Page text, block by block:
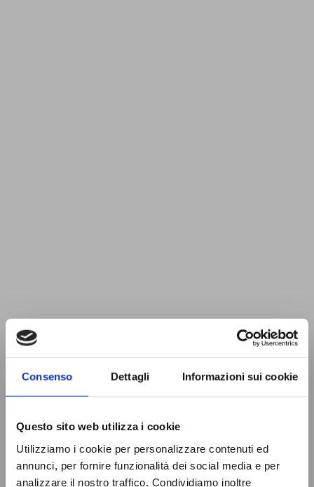
Consenso Dettagli Informazioni sui cookie
Questo sito web utilizza i cookie
Utilizziamo i cookie per personalizzare contenuti ed
annunci, per fornire funzionalità dei social media e per
analizzare il nostro traffico. Condividiamo inoltre